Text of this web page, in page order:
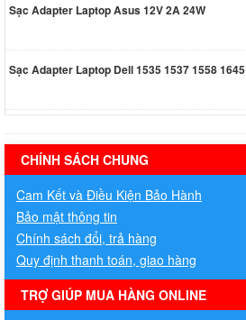
Sạc Adapter Laptop Asus 12V 2A 24W
Sạc Adapter Laptop Dell 1535 1537 1558 1645
hermes handbags outlet online
CHÍNH SÁCH CHUNG
Cam Kết và Điều Kiện Bảo Hành
Bảo mật thông tin
Chính sách đổi, trả hàng
Quy định thanh toán, giao hàng
TRỢ GIÚP MUA HÀNG ONLINE